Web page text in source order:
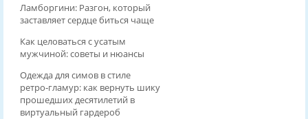
Ламборгини: Разгон, который
заставляет сердце биться чаще
Как целоваться с усатым
мужчиной: советы и нюансы
Одежда для симов в стиле
ретро‑гламур: как вернуть шику
прошедших десятилетий в
виртуальный гардероб